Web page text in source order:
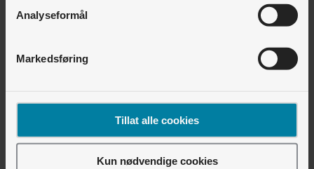
Analyseformål
Markedsføring
Tillat alle cookies
Kun nødvendige cookies
Bedre fastprisavtaler
forutsigbare. Akkurat nå kan få kraftselskap
vedtas i statsbudsjettet for 2023, vi håper og
tror dette vil skje.